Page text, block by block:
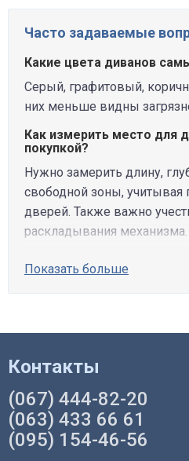
Часто задаваемые
Какие цвета диванов
Серый, графитовый,
них меньше видны
Как измерить место для
покупкой?
Нужно замерить длину,
свободной зоны,
дверей. Также важно
раскладывания механизма.
Показать больше
Контакты
(067) 444-82-20
(063) 433 66 61
(095) 154-46-56